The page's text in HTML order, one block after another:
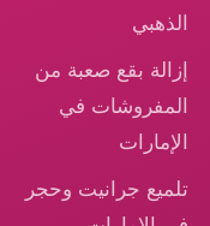
الذهبي
إزالة بقع صعبة من
المفروشات في
الإمارات
تلميع جرانيت وحجر